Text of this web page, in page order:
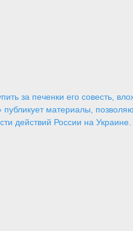
за печенки его совесть,
материалы,
действий России на Украине.